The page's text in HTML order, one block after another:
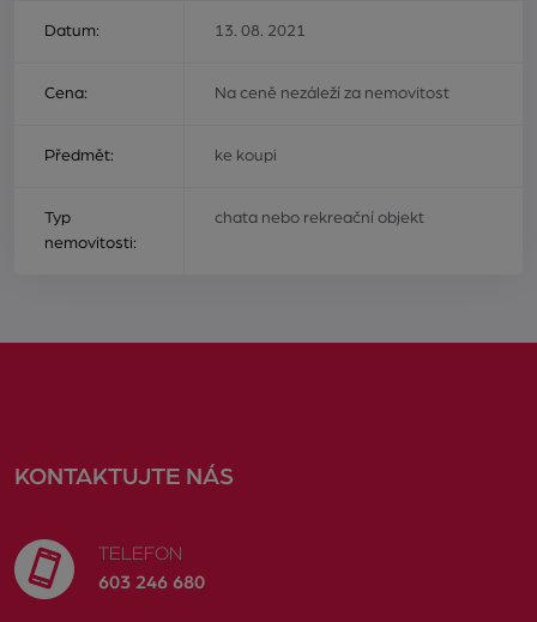
Datum: 13. 08. 2021
Cena: Na ceně nezáleží za nemovitost
Předmět: ke koupi
Typ
nemovitosti:
chata nebo rekreační objekt
KONTAKTUJTE NÁS
TELEFON
603 246 680